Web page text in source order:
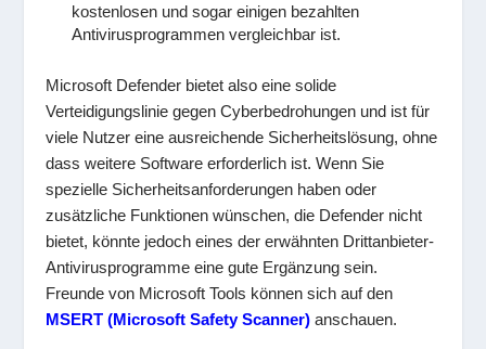
kostenlosen und sogar einigen bezahlten
Antivirusprogrammen vergleichbar ist.
Microsoft Defender bietet also eine solide
Verteidigungslinie gegen Cyberbedrohungen und ist für
viele Nutzer eine ausreichende Sicherheitslösung, ohne
dass weitere Software erforderlich ist. Wenn Sie
spezielle Sicherheitsanforderungen haben oder
zusätzliche Funktionen wünschen, die Defender nicht
bietet, könnte jedoch eines der erwähnten Drittanbieter-
Antivirusprogramme eine gute Ergänzung sein.
Freunde von Microsoft Tools können sich auf den
MSERT (Microsoft Safety Scanner) anschauen.